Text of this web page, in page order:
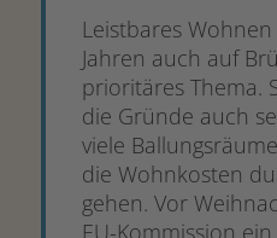
Leistbares
Jahren auch auf
prioritäres Thema.
die Gründe auch
viele
die Wohnkosten
gehen. Vor
EU-Kommission